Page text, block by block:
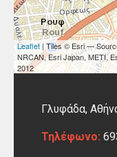
Γλυφάδα,
Τηλέφωνο:
Leaflet | Tiles © Esri —
NRCAN, Esri Japan, METI,
2012